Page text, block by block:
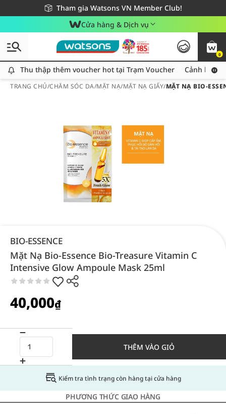
Tham gia Watsons VN Member Club!
Miễn phí giao hàng cho đơn hàng từ 249,000Đ
Giao hàng nhanh 24h - Áp dụng khu vực TP. Hồ Chí Minh
Cửa hàng & Dịch vụ
0
Thu thập thêm voucher hot tại Trạm Voucher
Thu thập thêm voucher hot tại Trạm Voucher Cảnh báo
TRANG CHỦ/CHĂM SÓC DA/MẶT NẠ/MẶT NẠ GIẤY/MẶT NẠ BIO-
BIO-ESSENCE
Mặt Nạ Bio-Essence Bio-Treasure Vitamin C
Intensive Glow Ampoule Mask 25ml
40,000₫
THÊM VÀO GIỎ
Kiểm tra tình trạng còn hàng tại cửa hàng
PHƯƠNG THỨC GIAO HÀNG